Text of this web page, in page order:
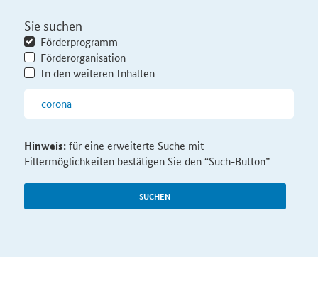
Sie suchen
Förderprogramm
Förderorganisation
In den weiteren Inhalten
SUCHEN
Hinweis:für eine erweiterte Suche mit
Filtermöglichkeiten bestätigen Sie den “Such-Button”